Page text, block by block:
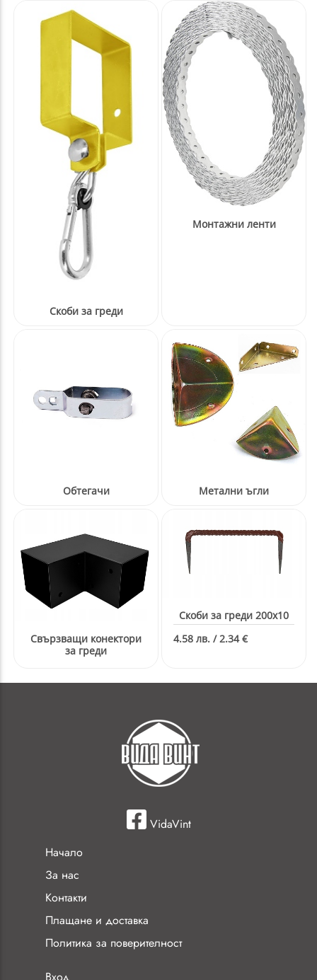
Скоби за греди
Монтажни ленти
Обтегачи Метални ъгли
Свързващи конектори
за греди
Скоби за греди 200x10
4.58 лв. / 2.34 €
VidaVint
Начало
За нас
Контакти
Плащане и доставка
Политика за поверителност